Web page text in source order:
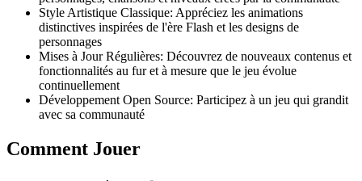
Style Artistique Classique: Appréciez les animations
distinctives inspirées de l'ère Flash et les designs de
personnages
Mises à Jour Régulières: Découvrez de nouveaux contenus et
fonctionnalités au fur et à mesure que le jeu évolue
continuellement
Développement Open Source: Participez à un jeu qui grandit
avec sa communauté
Comment Jouer